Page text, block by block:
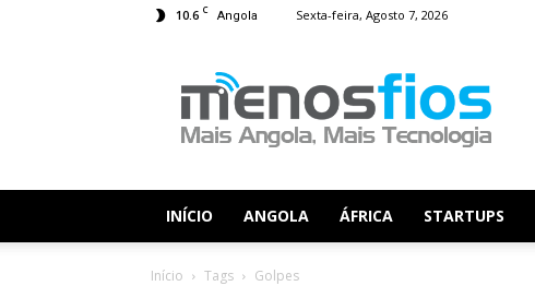
10.6 C Angola Sexta-feira, Agosto 7, 2026
Fios
INÍCIO ANGOLA ÁFRICA STARTUPS
Início Tags Golpes